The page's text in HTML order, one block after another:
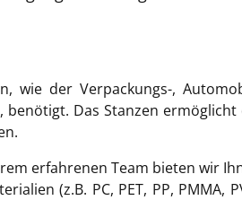
wie der Verpackungs-,
Das Stanzen ermöglicht
erfahrenen Team bieten wir
(z.B. PC, PET, PP, PMMA,